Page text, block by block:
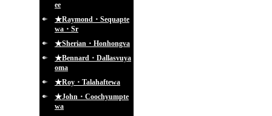
ee
★Raymond・Sequapte
wa・Sr
★Sherian・Honhongva
★Bennard・Dallasvuya
oma
★Roy・Talahaftewa
★John・Coochyumpte
wa